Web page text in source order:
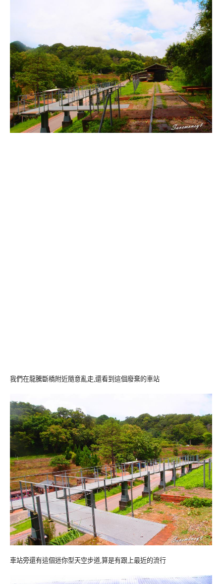
我們在龍騰斷橋附近隨意亂走,還看到這個廢棄的車站
車站旁還有這個迷你型天空步道,算是有跟上最近的流行